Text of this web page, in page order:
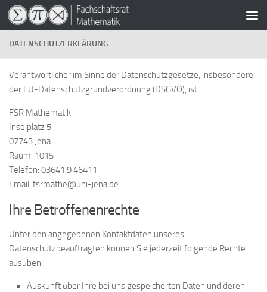
Zum Inhalt springen
DATENSCHUTZERKLÄRUNG
Verantwortlicher im Sinne der Datenschutzgesetze, insbesondere
der EU-Datenschutzgrundverordnung (DSGVO), ist:
FSR Mathematik
Inselplatz 5
07743 Jena
Raum: 1015
Telefon: 03641 9 46411
Email: fsrmathe@uni-jena.de
Ihre Betroffenenrechte
Unter den angegebenen Kontaktdaten unseres
Datenschutzbeauftragten können Sie jederzeit folgende Rechte
ausüben:
Auskunft über Ihre bei uns gespeicherten Daten und deren